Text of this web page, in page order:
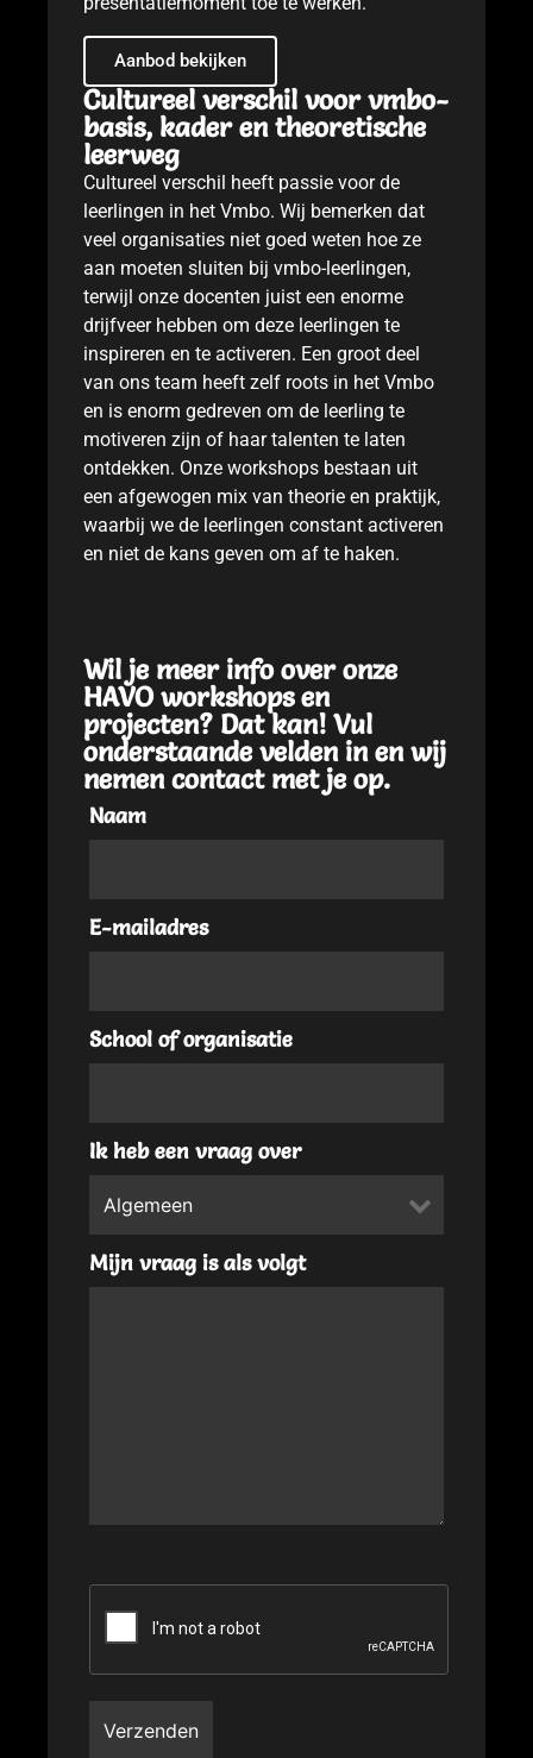
Aanbod bekijken
Cultureel verschil voor vmbo-
basis, kader en theoretische
leerweg
Cultureel verschil heeft passie voor de
leerlingen in het Vmbo. Wij bemerken dat
veel organisaties niet goed weten hoe ze
aan moeten sluiten bij vmbo-leerlingen,
terwijl onze docenten juist een enorme
drijfveer hebben om deze leerlingen te
inspireren en te activeren. Een groot deel
van ons team heeft zelf roots in het Vmbo
en is enorm gedreven om de leerling te
motiveren zijn of haar talenten te laten
ontdekken. Onze workshops bestaan uit
een afgewogen mix van theorie en praktijk,
waarbij we de leerlingen constant activeren
en niet de kans geven om af te haken.
Wil je meer info over onze
HAVO workshops en
projecten? Dat kan! Vul
onderstaande velden in en wij
nemen contact met je op.
Naam
E-mailadres
School of organisatie
Ik heb een vraag over
Mijn vraag is als volgt